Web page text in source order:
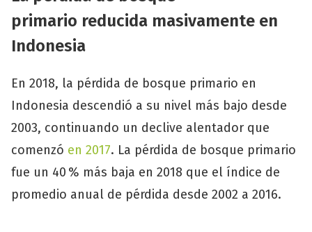
primario reducida masivamente en
Indonesia
En 2018, la pérdida de bosque primario en
Indonesia descendió a su nivel más bajo desde
2003, continuando un declive alentador que
comenzó en 2017. La pérdida de bosque primario
fue un 40 % más baja en 2018 que el índice de
promedio anual de pérdida desde 2002 a 2016.